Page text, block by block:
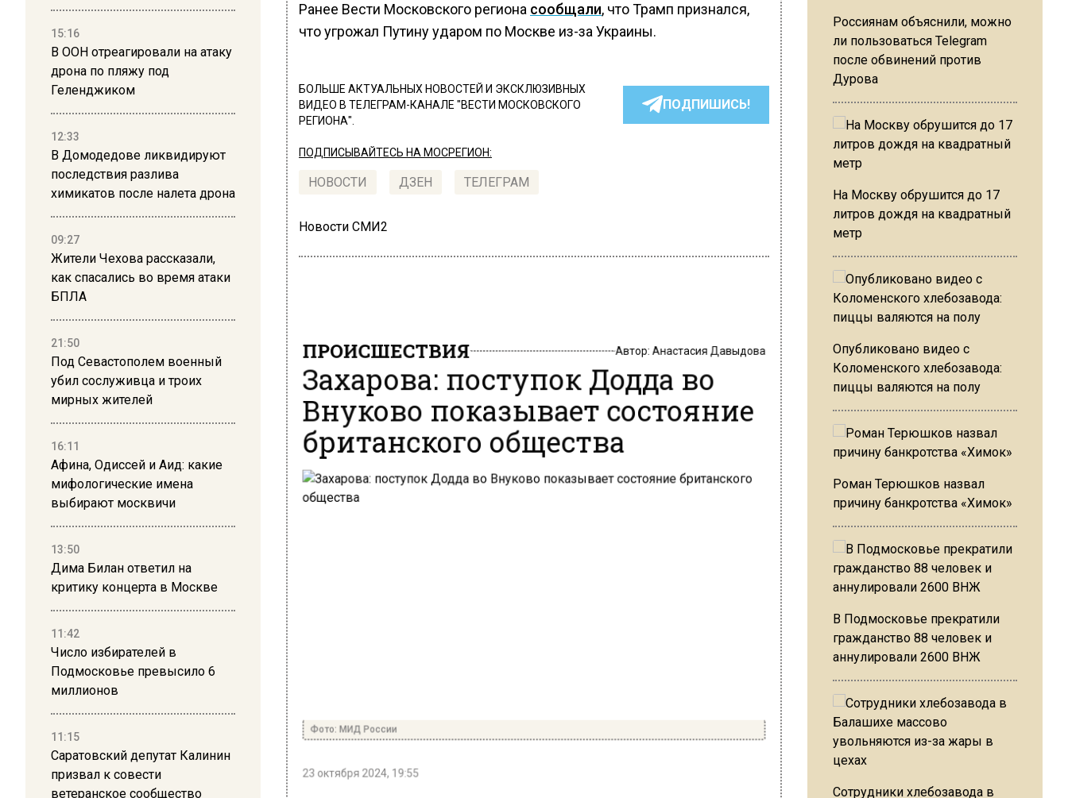
15:16
В ООН отреагировали на атаку
дрона по пляжу под
Геленджиком
12:33
В Домодедове ликвидируют
последствия разлива
химикатов после налета дрона
09:27
Жители Чехова рассказали,
как спасались во время атаки
БПЛА
21:50
Под Севастополем военный
убил сослуживца и троих
мирных жителей
16:11
Афина, Одиссей и Аид: какие
мифологические имена
выбирают москвичи
13:50
Дима Билан ответил на
критику концерта в Москве
11:42
Число избирателей в
Подмосковье превысило 6
миллионов
11:15
Саратовский депутат Калинин
призвал к совести
ветеранское сообщество
Ранее Вести Московского региона сообщали, что Трамп признался,
что угрожал Путину ударом по Москве из-за Украины.
БОЛЬШЕ АКТУАЛЬНЫХ НОВОСТЕЙ И ЭКСКЛЮЗИВНЫХ
ВИДЕО В ТЕЛЕГРАМ-КАНАЛЕ "ВЕСТИ МОСКОВСКОГО
РЕГИОНА".
ПОДПИШИСЬ!
ПОДПИСЫВАЙТЕСЬ НА МОСРЕГИОН:
НОВОСТИ ДЗЕН ТЕЛЕГРАМ
Новости СМИ2
ПРОИСШЕСТВИЯ
Захарова: поступок Додда во
Внуково показывает состояние
британского общества
Фото: МИД России
23 октября 2024, 19:55
Россиянам объяснили, можно
ли пользоваться Telegram
после обвинений против
Дурова
На Москву обрушится до 17
литров дождя на квадратный
метр
Опубликовано видео с
Коломенского хлебозавода:
пиццы валяются на полу
Роман Терюшков назвал
причину банкротства «Химок»
В Подмосковье прекратили
гражданство 88 человек и
аннулировали 2600 ВНЖ
Сотрудники хлебозавода в